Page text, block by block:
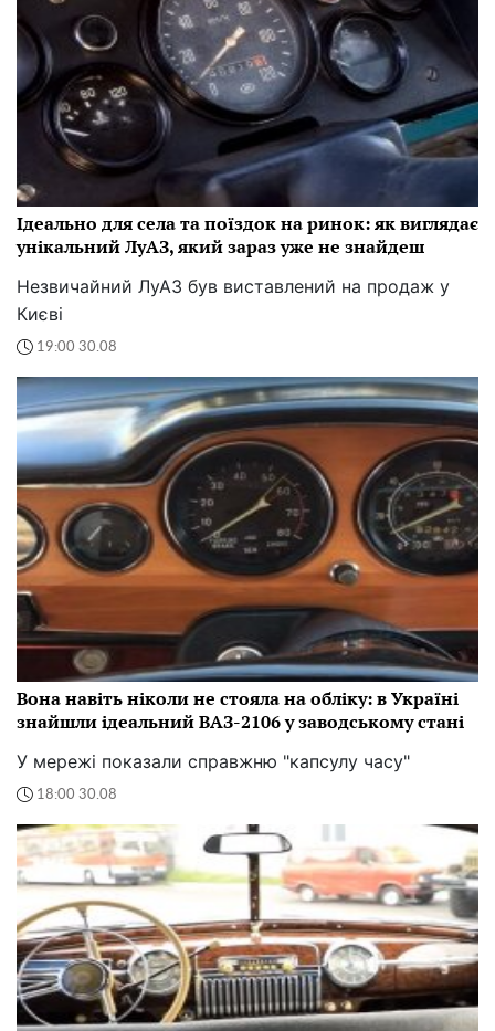
Ідеально для села та поїздок на ринок: як виглядає
унікальний ЛуАЗ, який зараз уже не знайдеш
Незвичайний ЛуАЗ був виставлений на продаж у
Києві
19:00 30.08
Вона навіть ніколи не стояла на обліку: в Україні
знайшли ідеальний ВАЗ-2106 у заводському стані
У мережі показали справжню "капсулу часу"
18:00 30.08